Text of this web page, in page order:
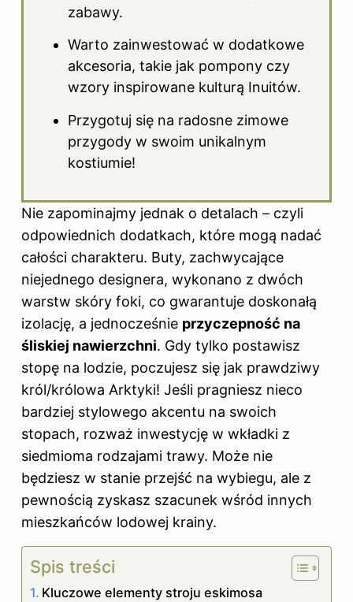
zabawy.
Warto zainwestować w dodatkowe
akcesoria, takie jak pompony czy
wzory inspirowane kulturą Inuitów.
Przygotuj się na radosne zimowe
przygody w swoim unikalnym
kostiumie!
Nie zapominajmy jednak o detalach – czyli
odpowiednich dodatkach, które mogą nadać
całości charakteru. Buty, zachwycające
niejednego designera, wykonano z dwóch
warstw skóry foki, co gwarantuje doskonałą
izolację, a jednocześnie przyczepność na
śliskiej nawierzchni. Gdy tylko postawisz
stopę na lodzie, poczujesz się jak prawdziwy
król/królowa Arktyki! Jeśli pragniesz nieco
bardziej stylowego akcentu na swoich
stopach, rozważ inwestycję w wkładki z
siedmioma rodzajami trawy. Może nie
będziesz w stanie przejść na wybiegu, ale z
pewnością zyskasz szacunek wśród innych
mieszkańców lodowej krainy.
Spis treści
Kluczowe elementy stroju eskimosa